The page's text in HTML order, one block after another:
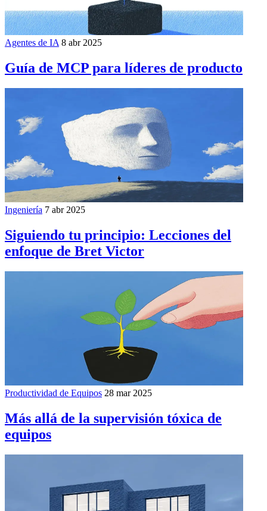
Agentes de IA 8 abr 2025
Guía de MCP para líderes de producto
Ingeniería 7 abr 2025
Siguiendo tu principio: Lecciones del
enfoque de Bret Victor
Productividad de Equipos 28 mar 2025
Más allá de la supervisión tóxica de
equipos